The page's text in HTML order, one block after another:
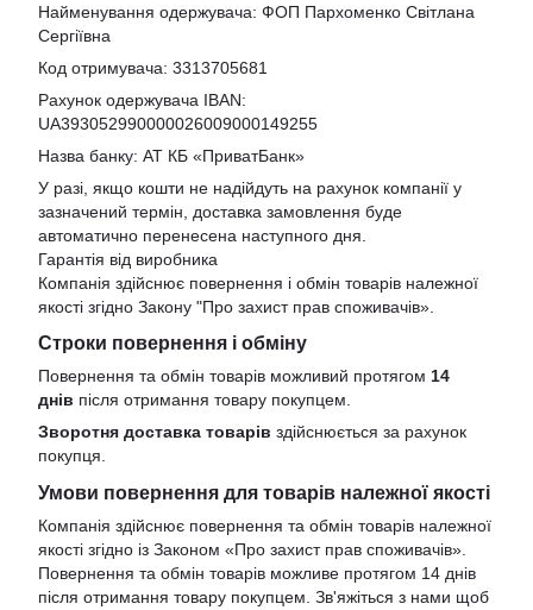
Найменування одержувача: ФОП Пархоменко Світлана
Сергіївна
Код отримувача: 3313705681
Рахунок одержувача IBAN:
UA393052990000026009000149255
Назва банку: АТ КБ «ПриватБанк»
У разі, якщо кошти не надійдуть на рахунок компанії у
зазначений термін, доставка замовлення буде
автоматично перенесена наступного дня.
Гарантія від виробника
Компанія здійснює повернення і обмін товарів належної
якості згідно Закону "Про захист прав споживачів»
Строки повернення і обміну
Повернення та обмін товарів можливий протягом 14
днів після отримання товару покупцем.
Зворотня доставка товарів здійснюється за рахунок
покупця.
Умови повернення для товарів належної якості
Компанія здійснює повернення та обмін товарів належної
якості згідно із Законом «Про захист прав споживачів».
Повернення та обмін товарів можливе протягом 14 днів
після отримання товару покупцем. Зв'яжіться з нами щоб